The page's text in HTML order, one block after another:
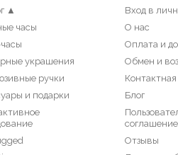
▲
часы
украшения
ручки
и подарки
Вход в
О нас
Оплата и
Обмен и
Блог
соглашение
Отзывы